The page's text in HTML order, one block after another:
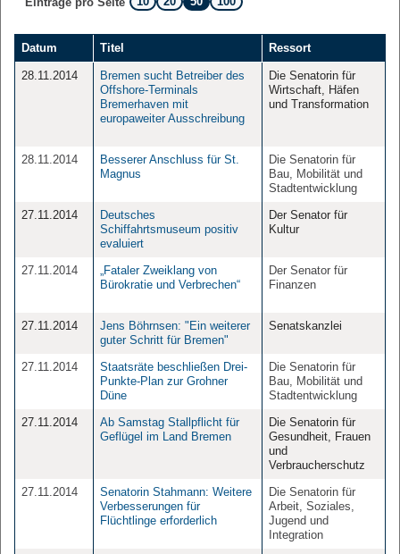
Datum Titel Ressort
28.11.2014
Bremen sucht Betreiber des
Offshore-Terminals
Bremerhaven mit
europaweiter Ausschreibung
Die Senatorin für
Wirtschaft, Häfen
und Transformation
28.11.2014
Besserer Anschluss für St.
Magnus
Die Senatorin für
Bau, Mobilität und
Stadtentwicklung
27.11.2014
Deutsches
Schiffahrtsmuseum positiv
evaluiert
Der Senator für
Kultur
27.11.2014
„Fataler Zweiklang von
Bürokratie und Verbrechen“
Der Senator für
Finanzen
27.11.2014
Jens Böhrnsen: "Ein weiterer
guter Schritt für Bremen"
Senatskanzlei
27.11.2014
Staatsräte beschließen Drei-
Punkte-Plan zur Grohner
Düne
Die Senatorin für
Bau, Mobilität und
Stadtentwicklung
27.11.2014
Ab Samstag Stallpflicht für
Geflügel im Land Bremen
Die Senatorin für
Gesundheit, Frauen
und
Verbraucherschutz
27.11.2014
Senatorin Stahmann: Weitere
Verbesserungen für
Flüchtlinge erforderlich
Die Senatorin für
Arbeit, Soziales,
Jugend und
Integration